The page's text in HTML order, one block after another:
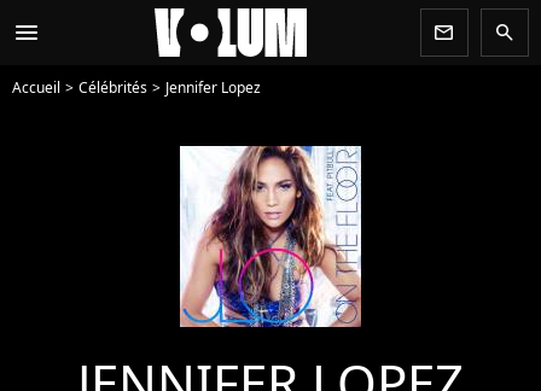
menu newsletter search
Accueil Célébrités Jennifer Lopez